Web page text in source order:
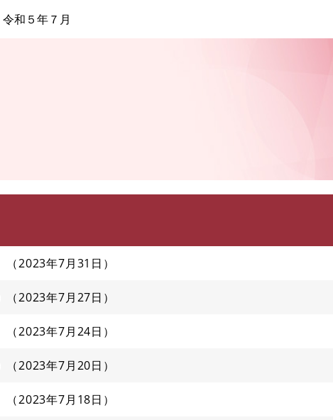
令和５年７月
2023年7月31日
2023年7月27日
2023年7月24日
2023年7月20日
2023年7月18日